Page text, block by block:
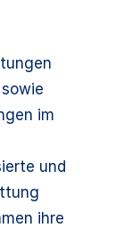
im
und
ihre